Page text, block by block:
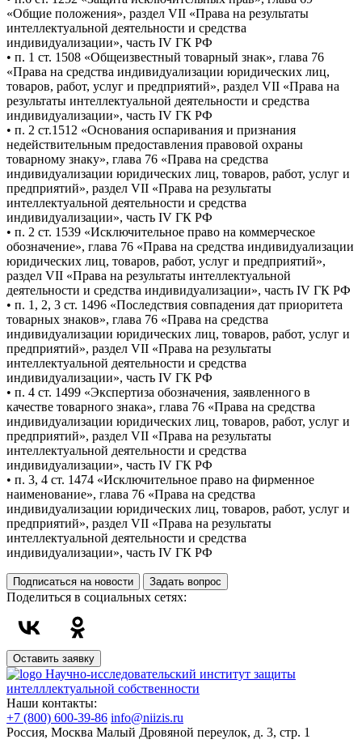
«Общие положения», раздел VII «Права на результаты
интеллектуальной деятельности и средства
индивидуализации», часть IV ГК РФ
• п. 1 ст. 1508 «Общеизвестный товарный знак», глава 76
«Права на средства индивидуализации юридических лиц,
товаров, работ, услуг и предприятий», раздел VII «Права на
результаты интеллектуальной деятельности и средства
индивидуализации», часть IV ГК РФ
• п. 2 ст.1512 «Основания оспаривания и признания
недействительным предоставления правовой охраны
товарному знаку», глава 76 «Права на средства
индивидуализации юридических лиц, товаров, работ, услуг и
предприятий», раздел VII «Права на результаты
интеллектуальной деятельности и средства
индивидуализации», часть IV ГК РФ
• п. 2 ст. 1539 «Исключительное право на коммерческое
обозначение», глава 76 «Права на средства индивидуализации
юридических лиц, товаров, работ, услуг и предприятий»,
раздел VII «Права на результаты интеллектуальной
деятельности и средства индивидуализации», часть IV ГК РФ
• п. 1, 2, 3 ст. 1496 «Последствия совпадения дат приоритета
товарных знаков», глава 76 «Права на средства
индивидуализации юридических лиц, товаров, работ, услуг и
предприятий», раздел VII «Права на результаты
интеллектуальной деятельности и средства
индивидуализации», часть IV ГК РФ
• п. 4 ст. 1499 «Экспертиза обозначения, заявленного в
качестве товарного знака», глава 76 «Права на средства
индивидуализации юридических лиц, товаров, работ, услуг и
предприятий», раздел VII «Права на результаты
интеллектуальной деятельности и средства
индивидуализации», часть IV ГК РФ
• п. 3, 4 ст. 1474 «Исключительное право на фирменное
наименование», глава 76 «Права на средства
индивидуализации юридических лиц, товаров, работ, услуг и
предприятий», раздел VII «Права на результаты
интеллектуальной деятельности и средства
индивидуализации», часть IV ГК РФ
Подписаться на новости Задать вопрос
Поделиться в социальных сетях:
Оставить заявку
Научно-исследовательский институт защиты
интелллектуальной собственности
Наши контакты:
+7 (800) 600-39-86 info@niizis.ru
Россия, Москва Малый Дровяной переулок, д. 3, стр. 1